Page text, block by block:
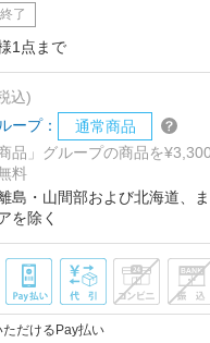
了
1点まで
込)
ープ：
通常商品
商品」グループの商品を
料
島・山間部および北海道、
を除く
ただけるPay払い